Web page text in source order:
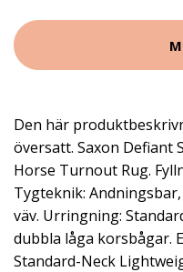
Den här
översatt. Saxon Defiant
Horse Turnout Rug.
Tygteknik:
väv. Urringning:
dubbla låga korsbågar.
Standard-Neck